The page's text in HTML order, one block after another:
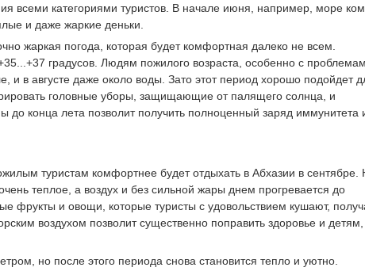
всеми категориями туристов. В начале июня, например, море
и даже жаркие деньки.
жаркая погода, которая будет комфортная далеко не всем.
градусов. Людям пожилого возраста, особенно с
и в августе даже около воды. Зато этот период хорошо подойдет
головные уборы, защищающие от палящего солнца, и
конца лета позволит получить полноценный заряд иммунитета
туристам комфортнее будет отдыхать в Абхазии в сентябре.
теплое, а воздух и без сильной жары днем прогревается до
фрукты и овощи, которые туристы с удовольствием кушают,
воздухом позволит существенно поправить здоровье и детям,
но после этого периода снова становится тепло и уютно.